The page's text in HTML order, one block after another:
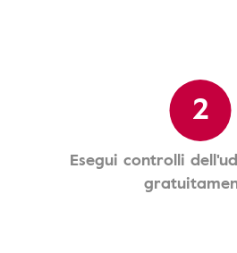
2
Esegui controlli